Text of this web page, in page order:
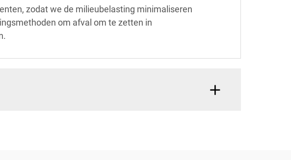
zodat we de milieubelasting minimaliseren
om afval om te zetten in